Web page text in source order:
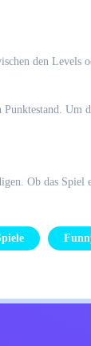
den
Um
Ob das